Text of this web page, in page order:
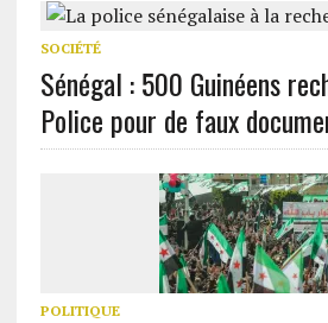
SOCIÉTÉ
Sénégal : 500 Guinéens
Police pour de faux
POLITIQUE